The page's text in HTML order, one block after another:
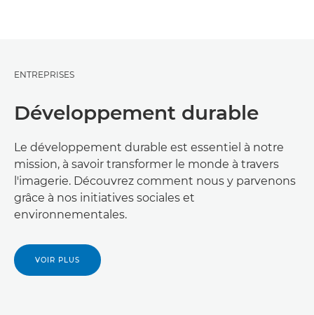
ENTREPRISES
Développement durable
Le développement durable est essentiel à notre
mission, à savoir transformer le monde à travers
l'imagerie. Découvrez comment nous y parvenons
grâce à nos initiatives sociales et
environnementales.
VOIR PLUS